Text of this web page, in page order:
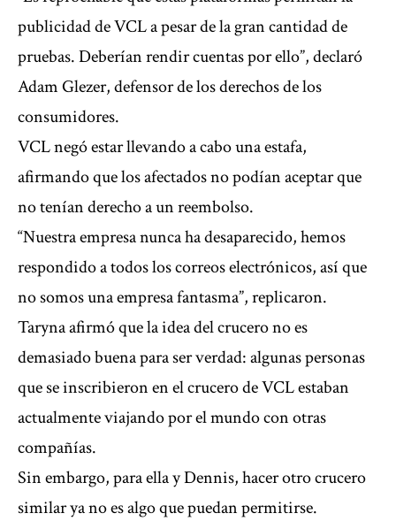
publicidad de VCL a pesar de la gran cantidad de
pruebas. Deberían rendir cuentas por ello”, declaró
Adam Glezer, defensor de los derechos de los
consumidores.
VCL negó estar llevando a cabo una estafa,
afirmando que los afectados no podían aceptar que
no tenían derecho a un reembolso.
“Nuestra empresa nunca ha desaparecido, hemos
respondido a todos los correos electrónicos, así que
no somos una empresa fantasma”, replicaron.
Taryna afirmó que la idea del crucero no es
demasiado buena para ser verdad: algunas personas
que se inscribieron en el crucero de VCL estaban
actualmente viajando por el mundo con otras
compañías.
Sin embargo, para ella y Dennis, hacer otro crucero
similar ya no es algo que puedan permitirse.